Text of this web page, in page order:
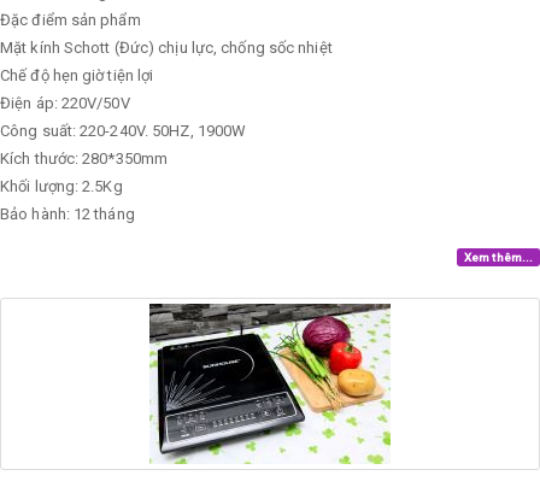
Đặc điểm sản phẩm
Mặt kính Schott (Đức) chịu lực, chống sốc nhiệt
Chế độ hẹn giờ tiện lợi
Điện áp: 220V/50V
Công suất: 220-240V. 50HZ, 1900W
Kích thước: 280*350mm
Khối lượng: 2.5Kg
Bảo hành: 12 tháng
Xem thêm...